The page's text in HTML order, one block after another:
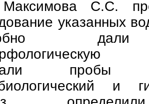
Максимова С.С.
указанных
дали
и